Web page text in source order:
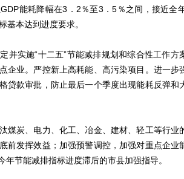
能耗降幅在3．2％至3．5％之间，接近全
基本达到进度要求。
实施“十二五”节能减排规划和综合性工作方
企业。严控新上高耗能、高污染项目。进一步
贷款审批，防止最后一个季度出现能耗反弹和
炭、电力、化工、冶金、建材、轻工等行业
前发挥效益；加强预警调控，加强对重点企业
节能减排指标进度滞后的市县加强指导。